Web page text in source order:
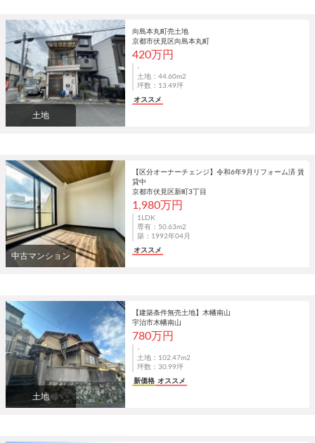
土地
向島本丸町売土地
京都市伏見区向島本丸町
420万円
-
土地：44.60m2
坪数：13.49坪
オススメ
中古マンション
【区分オーナーチェンジ】令和6年9月リフォーム済 賃
貸中
京都市伏見区新町3丁目
1,980万円
1LDK
専有：50.63m2
築：1992年04月
オススメ
土地
【建築条件無売土地】木幡南山
宇治市木幡南山
780万円
-
土地：102.47m2
坪数：30.99坪
新価格 オススメ